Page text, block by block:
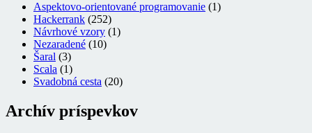
Aspektovo-orientované programovanie (1)
Hackerrank (252)
Návrhové vzory (1)
Nezaradené (10)
Šaral (3)
Scala (1)
Svadobná cesta (20)
Archív príspevkov